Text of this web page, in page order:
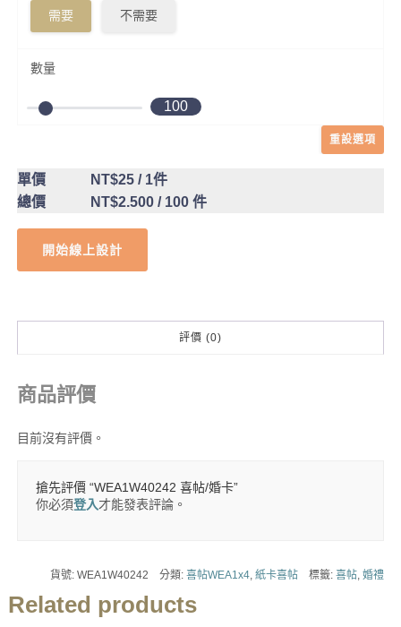
需要 不需要
數量
100
重設選項
單價 NT$25/ 1件
總價
NT$2.500/ 100 件
開始線上設計
評價 (0)
商品評價
目前沒有評價。
搶先評價 “WEA1W40242 喜帖/婚卡”
你必須登入才能發表評論。
貨號:WEA1W40242 分類:喜帖WEA1x4 ,紙卡喜帖 標籤:喜帖 ,婚禮
Related products